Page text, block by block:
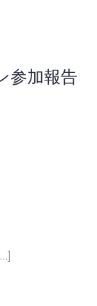
参加報告